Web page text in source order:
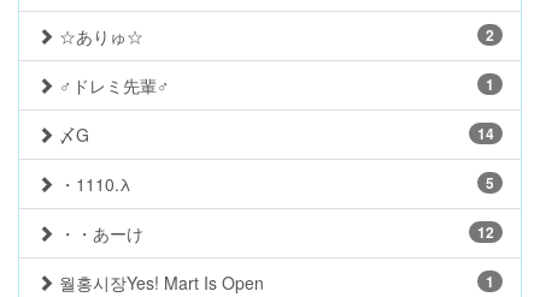
2
☆ありゅ☆
1
♂ドレミ先輩♂
14
〆G
5
・1110.λ
12
・・あーけ
1
월홍시장Yes! Mart Is Open